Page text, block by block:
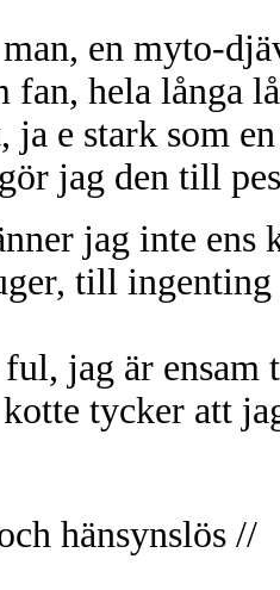
en myto-
fan, hela långa
ja e stark som
jag den till
jag inte ens
till ingenting
jag är
tycker att
hänsynslös //